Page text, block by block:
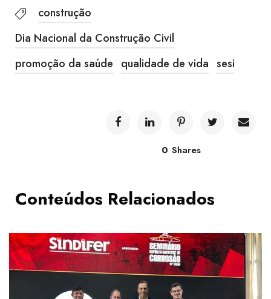
construção
Dia Nacional da Construção Civil
promoção da saúde qualidade de vida sesi
0 Shares
Conteúdos Relacionados